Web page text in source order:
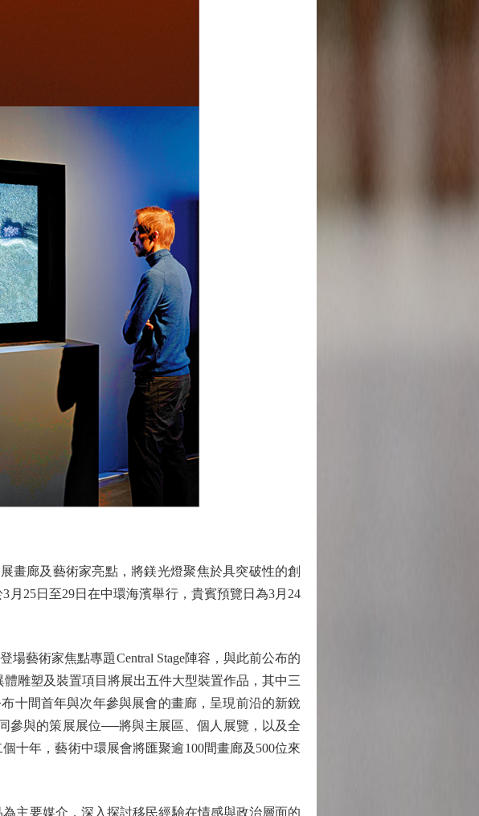
廊及藝術家亮點，將鎂光燈聚焦於具突破性的創
25日至29日在中環海濱舉行，貴賓預覽日為3月24
藝術家焦點專題Central Stage陣容，與此前公布的
雕塑及裝置項目將展出五件大型裝置作品，其中三
十間首年與次年參與展會的畫廊，呈現前沿的新銳
參與的策展展位──將與主展區、個人展覽，以及全
十年，藝術中環展會將匯聚逾100間畫廊及500位來
主要媒介，深入探討移民經驗在情感與政治層面的